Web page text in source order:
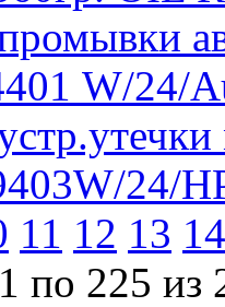
W/24/
24/
11 12 13 14
по 225 из